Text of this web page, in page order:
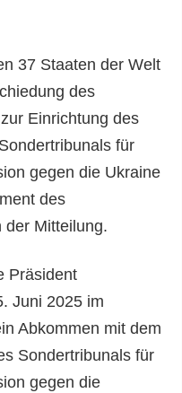
37 Staaten der Welt
des
Einrichtung des
für
gegen die Ukraine
des
der Mitteilung.
Präsident
Juni 2025 im
Abkommen mit dem
Sondertribunals für
gegen die